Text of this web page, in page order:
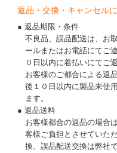
返品・交換・キャンセル
● 返品期限・条件
不良品、誤品配送は、お
ールまたはお電話にてご
０日以内に着払いにてご
お客様のご都合による返
後１０日以内に製品未使
ます。
● 返品送料
お客様都合の返品の場合
客様ご負担とさせていた
換、誤品配送交換は弊社